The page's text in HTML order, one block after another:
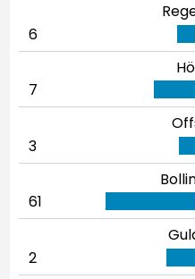
6
7
3
61
2